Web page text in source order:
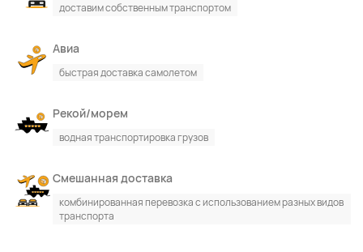
доставим собственным транспортом
Авиа
быстрая доставка самолетом
Рекой/морем
водная транспортировка грузов
Смешанная доставка
комбинированная перевозка с использованием разных видов
транспорта
По каталогу По сайту